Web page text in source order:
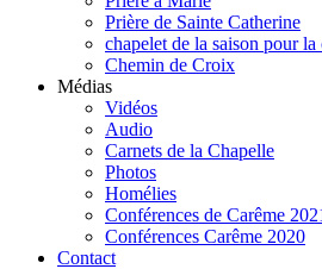
Prière de Sainte Catherine
chapelet de la saison pour la
Chemin de Croix
Médias
Vidéos
Audio
Carnets de la Chapelle
Photos
Homélies
Conférences de Carême
Conférences Carême 2020
Contact